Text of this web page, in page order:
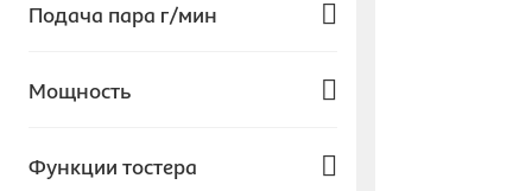
Самоочистка от накипи
Постоянный пар
Подача пара из носика
Подача пара г/мин
Мощность
Более 1000
Функции тостера